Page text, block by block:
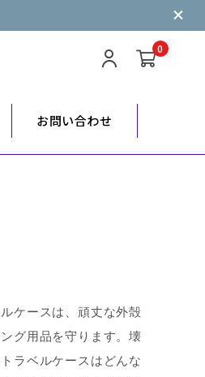
0
お問い合わせ
ケースは、頑丈な外殻
グ用品を守ります。壊
ラベルケースはどんな